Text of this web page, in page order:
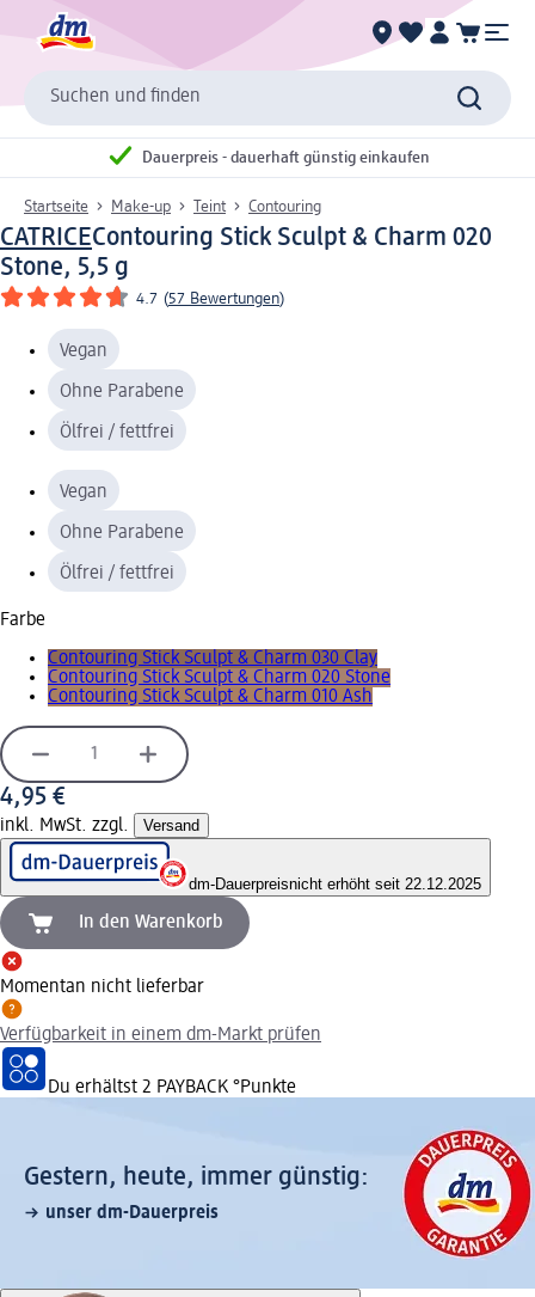
Suchen und finden
Dauerpreis - dauerhaft günstig einkaufen
Startseite Make-up Teint Contouring
CATRICEContouring Stick Sculpt & Charm 020
Stone, 5,5 g
4.7 (57 Bewertungen)
Vegan
Ohne Parabene
Ölfrei / fettfrei
Vegan
Ohne Parabene
Ölfrei / fettfrei
Farbe
Contouring Stick Sculpt & Charm 030 Clay
Contouring Stick Sculpt & Charm 020 Stone
Contouring Stick Sculpt & Charm 010 Ash
4,95 €
inkl. MwSt. zzgl. Versand
dm-Dauerpreisnicht erhöht seit 22.12.2025
In den Warenkorb
Momentan nicht lieferbar
Verfügbarkeit in einem dm-Markt prüfen
Du erhältst 2 PAYBACK °Punkte
Gestern, heute, immer günstig:
unser dm-Dauerpreis